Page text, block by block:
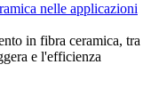
nelle applicazioni
in fibra ceramica, tra
e l'efficienza